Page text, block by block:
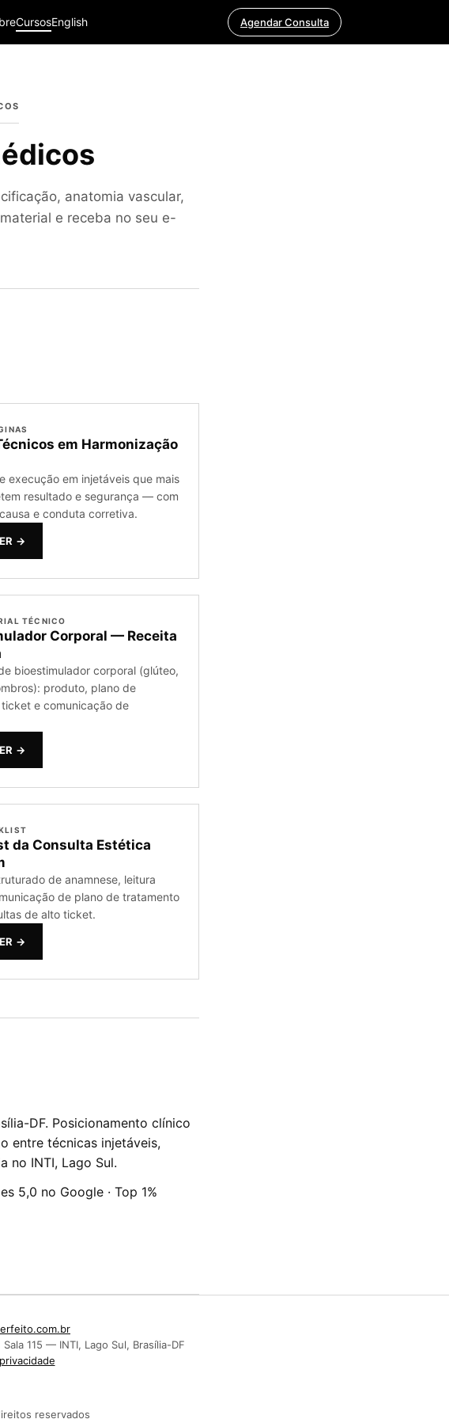
CursosEnglish Agendar Consulta
anatomia vascular,
e receba no seu e-
em Harmonização
execução em injetáveis que mais
resultado e segurança — com
e conduta corretiva.
→
TÉCNICO
Corporal — Receita
bioestimulador corporal (glúteo,
produto, plano de
e comunicação de
→
da Consulta Estética
de anamnese, leitura
de plano de tratamento
de alto ticket.
→
DF. Posicionamento clínico
entre técnicas injetáveis,
no INTI, Lago Sul.
5,0 no Google · Top 1%
115 — INTI, Lago Sul, Brasília-DF
reservados